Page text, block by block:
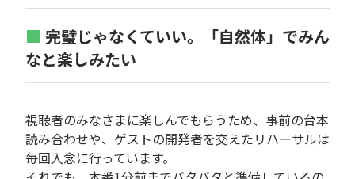
■ 完璧じゃなくていい。「自然体」でみん
なと楽しみたい
視聴者のみなさまに楽しんでもらうため、事前の台本
読み合わせや、ゲストの開発者を交えたリハーサルは
毎回入念に行っています。